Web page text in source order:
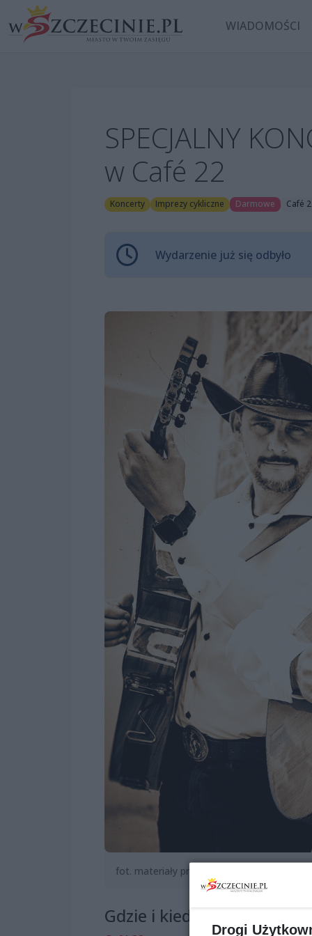
WIADOMOŚCI
SPECJALNY
w Café 22
Koncerty Imprezy cykliczne Darmowe Café
Wydarzenie już się odbyło
fot. materiały prasowe
Gdzie i kiedy?
Drogi